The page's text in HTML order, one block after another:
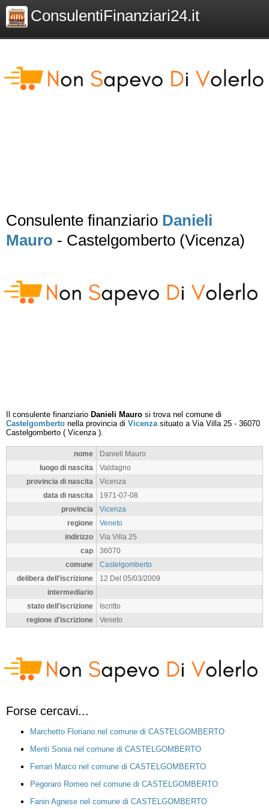
ConsulentiFinanziari24.it
Consulente finanziario Danieli
Mauro - Castelgomberto (Vicenza)
Il consulente finanziario Danieli Mauro si trova nel comune di
Castelgomberto nella provincia di Vicenzasituato a Via Villa 25 - 36070
Castelgomberto ( Vicenza).
nome
Danieli Mauro
luogo di nascita
Valdagno
provincia di nascita
Vicenza
data di nascita
1971-07-08
provincia
Vicenza
regione
Veneto
indirizzo
Via Villa 25
cap
36070
comune
Castelgomberto
delibera dell'iscrizione
12 Del 05/03/2009
intermediario
stato dell'iscrizione
Iscritto
regione d'iscrizione
Veneto
Forse cercavi...
Marchetto Floriano nel comune di CASTELGOMBERTO
Menti Sonia nel comune di CASTELGOMBERTO
Ferrari Marco nel comune di CASTELGOMBERTO
Pegoraro Romeo nel comune di CASTELGOMBERTO
Fanin Agnese nel comune di CASTELGOMBERTO